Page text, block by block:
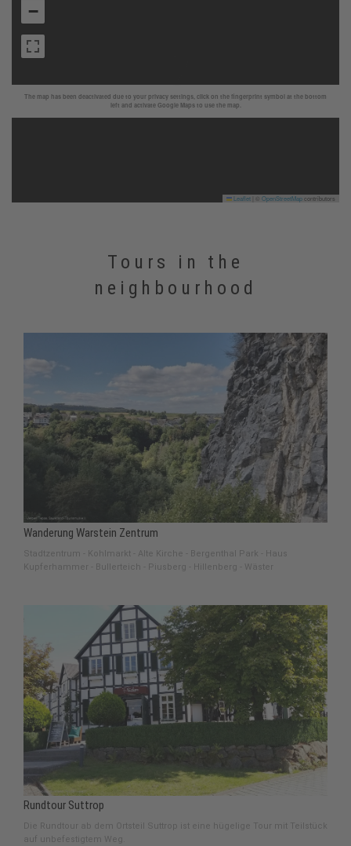
The map has been deactivated due to your privacy settings, click on the fingerprint symbol at the bottom
left and activate Google Maps to use the map.
−
Leaflet OpenStreetMapcontributors
Tours in the
neighbourhood
Wanderung Warstein Zentrum
Stadtzentrum - Kohlmarkt - Alte Kirche - Bergenthal Park - Haus
Kupferhammer - Bullerteich - Piusberg - Hillenberg - Wäster
Rundtour Suttrop
Die Rundtour ab dem Ortsteil Suttrop ist eine hügelige Tour mit Teilstück
auf unbefestigtem Weg.